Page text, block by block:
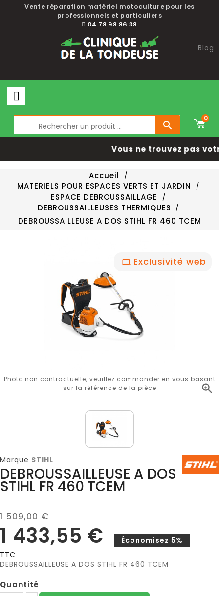
Vente réparation matériel motoculture pour les
professionnels et particuliers
04 78 98 86 38
Blog

0
Vous ne trouvez pas
Accueil
MATERIELS POUR ESPACES VERTS ET JARDIN
ESPACE DEBROUSSAILLAGE
DEBROUSSAILLEUSES THERMIQUES
DEBROUSSAILLEUSE A DOS STIHL FR 460 TCEM
Exclusivité web

Photo non contractuelle, veuillez commander en vous basant
sur la référence de la pièce
Marque STIHL
DEBROUSSAILLEUSE A DOS
STIHL FR 460 TCEM
1 509,00 €
1 433,55 €
Économisez 5%
TTC
DEBROUSSAILLEUSE A DOS STIHL FR 460 TCEM
Quantité